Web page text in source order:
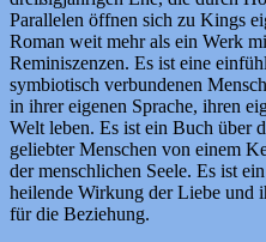
Parallelen öffnen sich zu Kings
Roman weit mehr als ein Werk
Reminiszenzen. Es ist eine
symbiotisch verbundenen
in ihrer eigenen Sprache, ihren
Welt leben. Es ist ein Buch über
geliebter Menschen von einem
der menschlichen Seele. Es ist
heilende Wirkung der Liebe und
für die Beziehung.